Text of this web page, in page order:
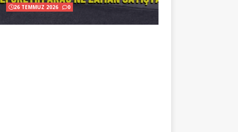
26 TEMMUZ 2026 0